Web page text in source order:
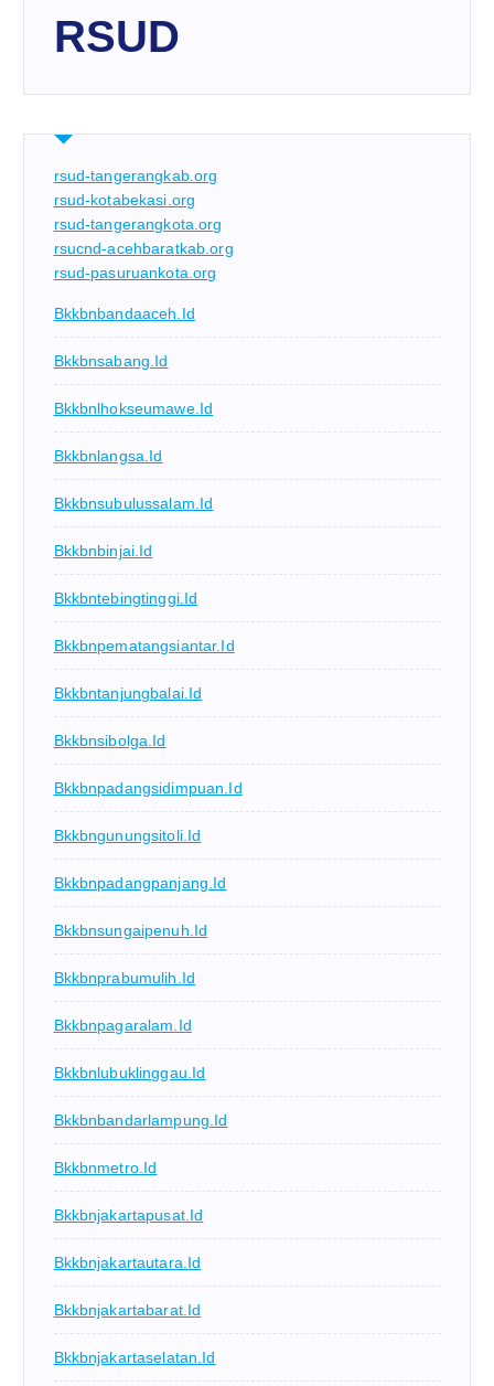
RSUD
rsud-tangerangkab.org
rsud-kotabekasi.org
rsud-tangerangkota.org
rsucnd-acehbaratkab.org
rsud-pasuruankota.org
Bkkbnbandaaceh.id
Bkkbnsabang.id
Bkkbnlhokseumawe.id
Bkkbnlangsa.id
Bkkbnsubulussalam.id
Bkkbnbinjai.id
Bkkbntebingtinggi.id
Bkkbnpematangsiantar.id
Bkkbntanjungbalai.id
Bkkbnsibolga.id
Bkkbnpadangsidimpuan.id
Bkkbngunungsitoli.id
Bkkbnpadangpanjang.id
Bkkbnsungaipenuh.id
Bkkbnprabumulih.id
Bkkbnpagaralam.id
Bkkbnlubuklinggau.id
Bkkbnbandarlampung.id
Bkkbnmetro.id
Bkkbnjakartapusat.id
Bkkbnjakartautara.id
Bkkbnjakartabarat.id
Bkkbnjakartaselatan.id